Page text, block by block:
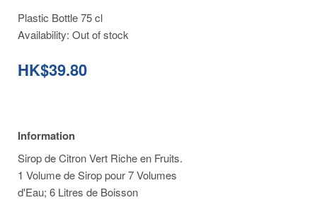
Plastic Bottle 75 cl
Availability: Out of stock
HK$39.80
Information
Sirop de Citron Vert Riche en Fruits.
1 Volume de Sirop pour 7 Volumes
d'Eau; 6 Litres de Boisson